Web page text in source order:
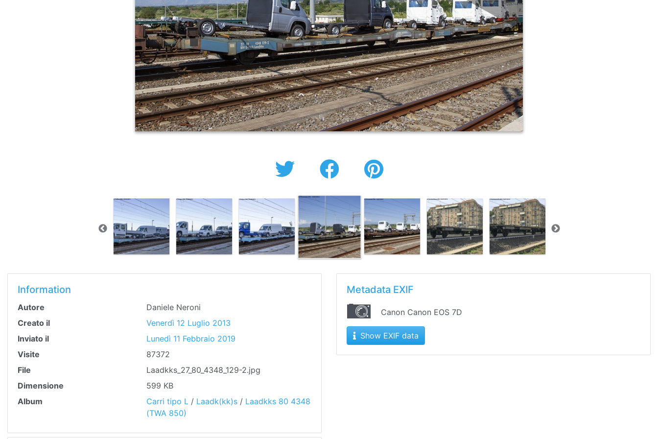
Information
Autore
Daniele Neroni
Creato il
Venerdì 12 Luglio 2013
Inviato il
Lunedì 11 Febbraio 2019
Visite
87372
File
Laadkks_27_80_4348_129-2.jpg
Dimensione
599 KB
Album
Carri tipo L/ Laadk(kk)s/ Laadkks 80 4348
(TWA 850)
Metadata EXIF
Canon Canon EOS 7D
Show EXIF data